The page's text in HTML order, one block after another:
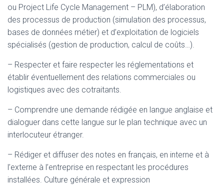
ou Project Life Cycle Management – PLM), d’élaboration
des processus de production (simulation des processus,
bases de données métier) et d’exploitation de logiciels
spécialisés (gestion de production, calcul de coûts…).
– Respecter et faire respecter les réglementations et
établir éventuellement des relations commerciales ou
logistiques avec des cotraitants.
– Comprendre une demande rédigée en langue anglaise et
dialoguer dans cette langue sur le plan technique avec un
interlocuteur étranger.
– Rédiger et diffuser des notes en français, en interne et à
l’externe à l’entreprise en respectant les procédures
installées. Culture générale et expression